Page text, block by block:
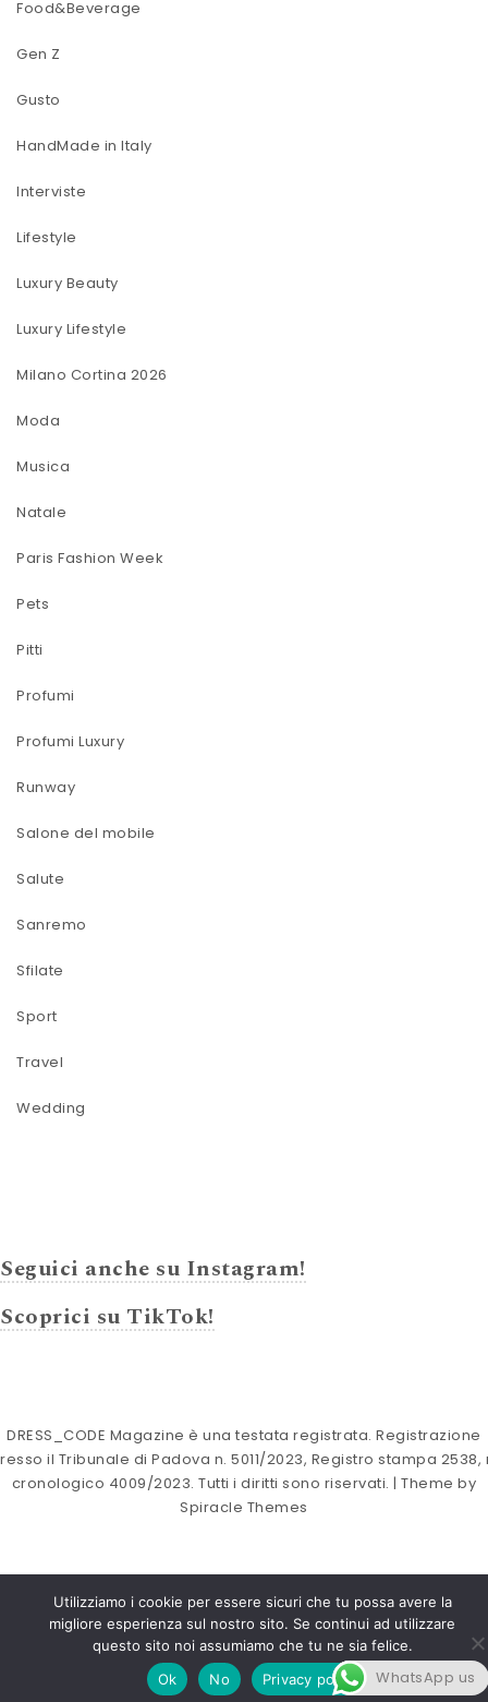
Food&Beverage
Gen Z
Gusto
HandMade in Italy
Interviste
Lifestyle
Luxury Beauty
Luxury Lifestyle
Milano Cortina 2026
Moda
Musica
Natale
Paris Fashion Week
Pets
Pitti
Profumi
Profumi Luxury
Runway
Salone del mobile
Salute
Sanremo
Sfilate
Sport
Travel
Wedding
Seguici anche su Instagram!
Scoprici su TikTok!
DRESS_CODE Magazine è una testata registrata. Registrazione
il Tribunale di Padova n. 5011/2023, Registro stampa 2538,
cronologico 4009/2023. Tutti i diritti sono riservati. | Theme by
Spiracle Themes
WhatsApp us
Utilizziamo i cookie per essere sicuri che tu possa avere la
migliore esperienza sul nostro sito. Se continui ad utilizzare
questo sito noi assumiamo che tu ne sia felice.
Ok
No Privacy policy